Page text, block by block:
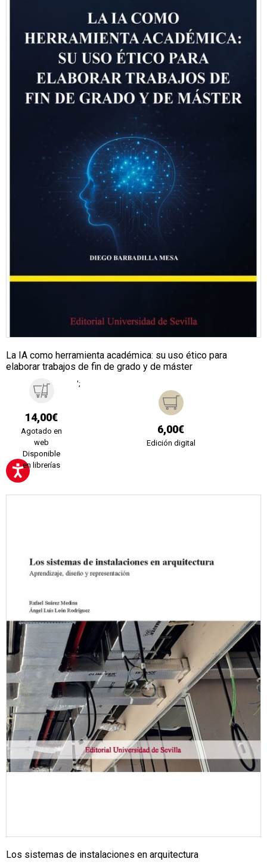
La IA como herramienta académica: su uso ético para
elaborar trabajos de fin de grado y de máster
14,00€
Agotado en
web
Disponible
en librerías
';
6,00€
Edición digital
Los sistemas de instalaciones en arquitectura